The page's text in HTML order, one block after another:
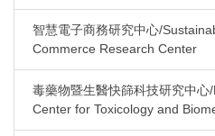
智慧電子商務研究中心/
Commerce Research Center
毒藥物暨生醫快篩科技研究中
Center for Toxicology and